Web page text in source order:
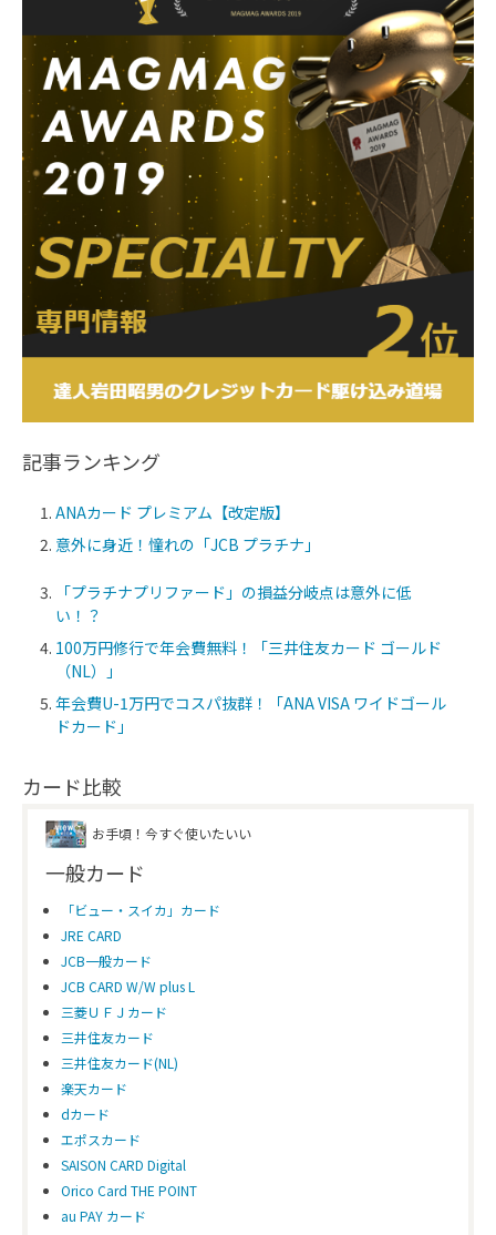
記事ランキング
ANAカード プレミアム【改定版】
意外に身近！憧れの「JCB プラチナ」
「プラチナプリファード」の損益分岐点は意外に低
い！？
100万円修行で年会費無料！「三井住友カード ゴールド
（NL）」
年会費U-1万円でコスパ抜群！「ANA VISA ワイドゴール
ドカード」
カード比較
お手頃！今すぐ使いたいい
一般カード
「ビュー・スイカ」カード
JRE CARD
JCB一般カード
JCB CARD W/W plus L
三菱ＵＦＪカード
三井住友カード
三井住友カード(NL)
楽天カード
dカード
エポスカード
SAISON CARD Digital
Orico Card THE POINT
au PAY カード